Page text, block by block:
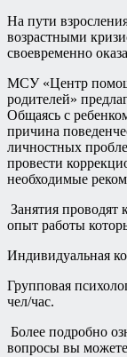
На пути
возрастными
своевременно
МСУ «Центр
родителей»
Общаясь с
причина
личностных
провести
необходимые
Занятия проводят
опыт работы
Индивидуальная
Групповая
чел/час.
Более подробно
вопросы вы